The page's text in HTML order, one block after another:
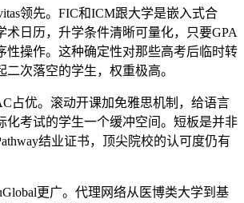
领先。FIC和ICM跟大学是嵌入式合
术日历，升学条件清晰可量化，只要GPA
性操作。这种确定性对那些高考后临时转
次落空的学生，权重极高。
占优。滚动开课加免雅思机制，给语言
化考试的学生一个缓冲空间。短板是并非
结业证书，顶尖院校的认可度仍有
更广。代理网络从医博类大学到基